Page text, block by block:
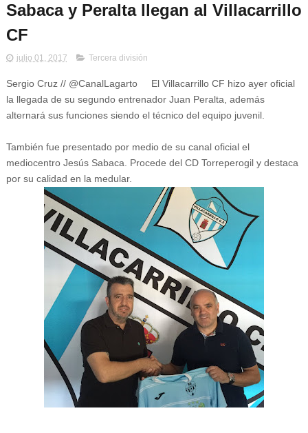
Sabaca y Peralta llegan al Villacarrillo
CF
julio 01, 2017 Tercera división
Sergio Cruz // @CanalLagarto El Villacarrillo CF hizo ayer oficial
la llegada de su segundo entrenador Juan Peralta, además
alternará sus funciones siendo el técnico del equipo juvenil.
También fue presentado por medio de su canal oficial el
mediocentro Jesús Sabaca. Procede del CD Torreperogil y destaca
por su calidad en la medular.